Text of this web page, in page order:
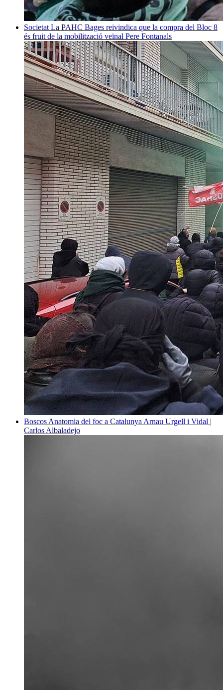
Societat La PAHC Bages reivindica que la compra del Bloc 8
és fruit de la mobilització veïnal Pere Fontanals
Boscos Anatomia del foc a Catalunya Arnau Urgell i Vidal |
Carlos Albaladejo